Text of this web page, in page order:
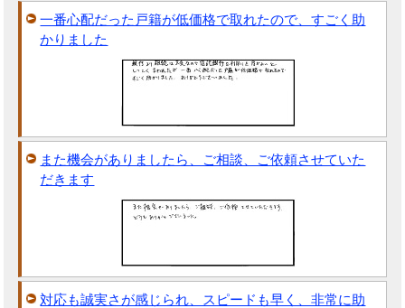
一番心配だった戸籍が低価格で取れたので、すごく助
かりました
また機会がありましたら、ご相談、ご依頼させていた
だきます
対応も誠実さが感じられ、スピードも早く、非常に助